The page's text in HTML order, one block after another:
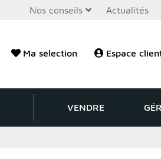
Nos conseils Actualités
Ma sélection Espace
VENDRE